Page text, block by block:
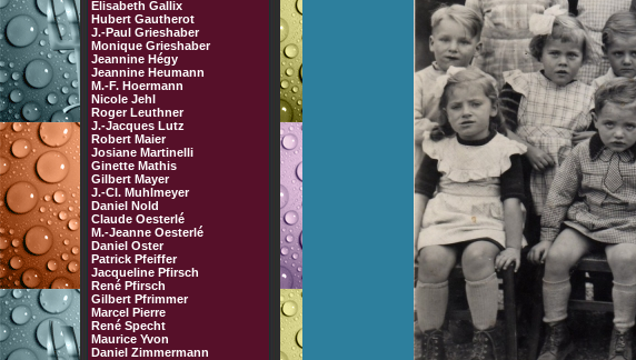
Élisabeth Gallix
Hubert Gautherot
J.-Paul Grieshaber
Monique Grieshaber
Jeannine Hégy
Jeannine Heumann
M.-F. Hoermann
Nicole Jehl
Roger Leuthner
J.-Jacques Lutz
Robert Maier
Josiane Martinelli
Ginette Mathis
Gilbert Mayer
J.-Cl. Muhlmeyer
Daniel Nold
Claude Oesterlé
M.-Jeanne Oesterlé
Daniel Oster
Patrick Pfeiffer
Jacqueline Pfirsch
René Pfirsch
Gilbert Pfrimmer
Marcel Pierre
René Specht
Maurice Yvon
Daniel Zimmermann